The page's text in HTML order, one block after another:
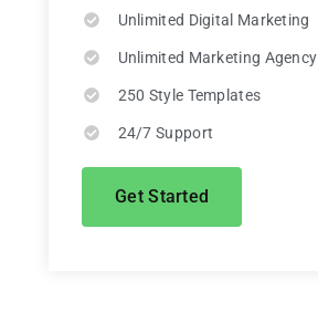
Unlimited Digital Marketing
Unlimited Marketing Agency
250 Style Templates
24/7 Support
Get Started